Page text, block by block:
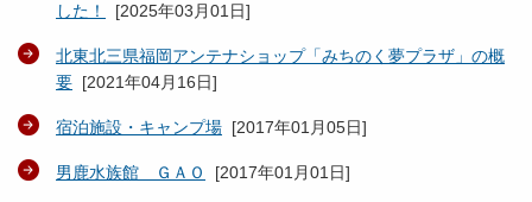
した！
[2025年03月01日]
北東北三県福岡アンテナショップ「みちのく夢プラザ」の概
要 [2021年04月16日]
宿泊施設・キャンプ場 [2017年01月05日]
男鹿水族館 ＧＡＯ [2017年01月01日]